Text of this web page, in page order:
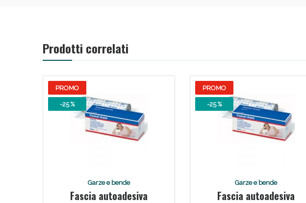
Prodotti correlati
PROMO
-25 %
Garze e bende
Fascia autoadesiva
PROMO
-25 %
Garze e bende
Fascia autoadesiva
Benessere